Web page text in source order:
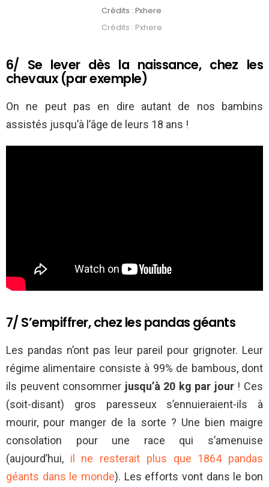
Crédits : Pxhere
Crédits : Pxhere
6/ Se lever dès la naissance, chez les
chevaux (par exemple)
On ne peut pas en dire autant de nos bambins
assistés jusqu’à l’âge de leurs 18 ans !
7/ S’empiffrer, chez les pandas géants
Les pandas n’ont pas leur pareil pour grignoter. Leur
régime alimentaire consiste à 99% de bambous, dont
ils peuvent consommer jusqu’à 20 kg par jour! Ces
(soit-disant) gros paresseux s’ennuieraient-ils à
mourir, pour manger de la sorte ? Une bien maigre
consolation pour une race qui s’amenuise
(aujourd’hui, il ne resterait plus que 1864 pandas
géants dans le monde). Les efforts vont dans le bon